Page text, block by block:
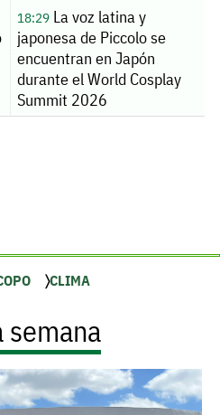
18:29La voz latina y
japonesa de Piccolo se
encuentran en Japón
durante el World Cosplay
Summit 2026
CLIMA
semana